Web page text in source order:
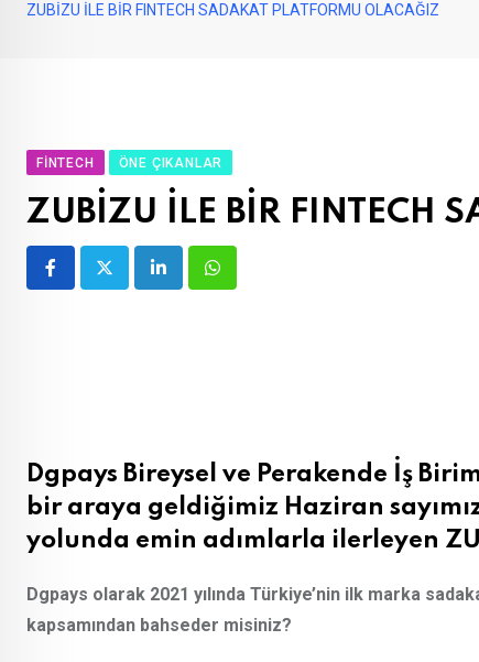
ZUBİZU İLE BİR FINTECH SADAKAT PLATFORMU OLACAĞIZ
FINTECH ÖNE ÇIKANLAR
ZUBİZU İLE BİR FINTECH
LinkedInWhatsapp
Dgpays Bireysel ve Perakende İş
bir araya geldiğimiz Haziran
yolunda emin adımlarla ilerleyen
Dgpays olarak 2021 yılında Türkiye’nin ilk marka
kapsamından bahseder misiniz?